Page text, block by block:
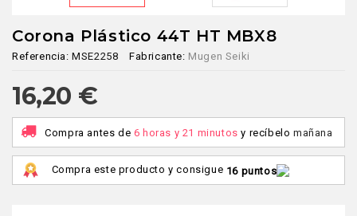
Corona Plástico 44T HT MBX8
Referencia: MSE2258 Fabricante: Mugen Seiki
16,20 €
Compra antes de 6 horas y 21 minutos y recíbelomañana
Compra este producto y consigue 16 puntos